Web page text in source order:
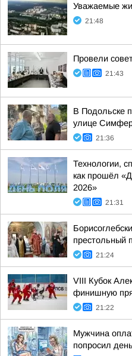
Уважаемые
21:48
Провели
21:43
В Подольске
улице
21:36
Технологии,
как прошёл
2026»
21:31
престольный
21:24
VIII Кубок
финишную
21:22
Мужчина
попросил